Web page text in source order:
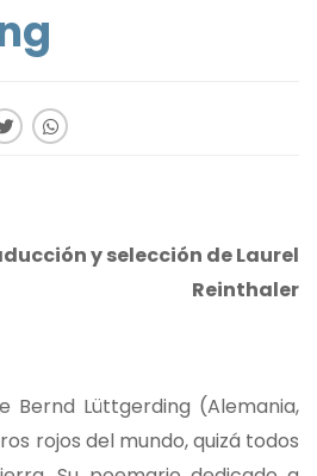
y selección de Laurel
Reinthaler
Bernd Lüttgerding (Alemania,
rojos del mundo, quizá todos